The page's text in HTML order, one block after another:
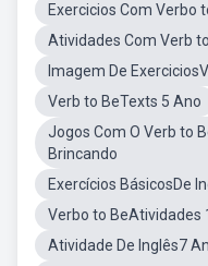
Exercicios Com Verbo
Atividades Com Verb
Imagem De
Verb to BeTexts 5 Ano
Jogos Com O Verb to
Brincando
Exercícios BásicosDe
Verbo to BeAtividades
Atividade De Inglês7